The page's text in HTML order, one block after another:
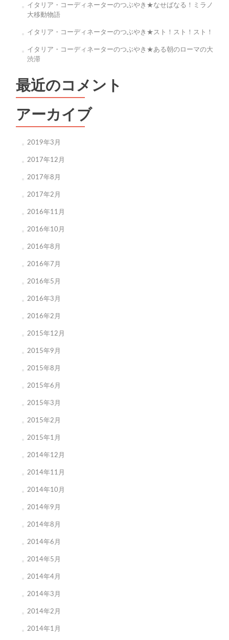
イタリア・コーディネーターのつぶやき★なせばなる！ミラノ
大移動物語
イタリア・コーディネーターのつぶやき★スト！スト！スト！
イタリア・コーディネーターのつぶやき★ある朝のローマの大
渋滞
最近のコメント
アーカイブ
2019年3月
2017年12月
2017年8月
2017年2月
2016年11月
2016年10月
2016年8月
2016年7月
2016年5月
2016年3月
2016年2月
2015年12月
2015年9月
2015年8月
2015年6月
2015年3月
2015年2月
2015年1月
2014年12月
2014年11月
2014年10月
2014年9月
2014年8月
2014年6月
2014年5月
2014年4月
2014年3月
2014年2月
2014年1月